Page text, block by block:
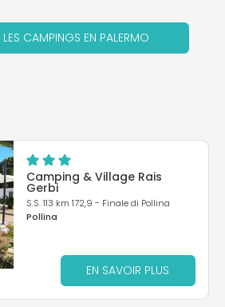
CAMPINGS EN PALERMO
Camping & Village Rais
Gerbi
S.S. 113 km 172,9 - Finale di Pollina
Pollina
EN SAVOIR PLUS